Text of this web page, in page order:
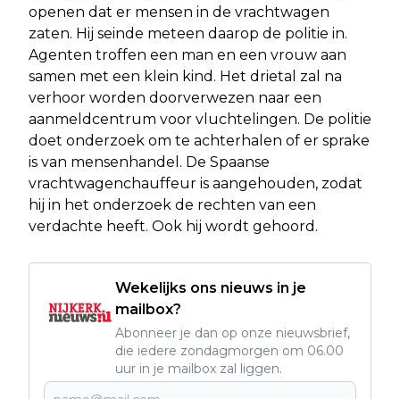
openen dat er mensen in de vrachtwagen
zaten. Hij seinde meteen daarop de politie in.
Agenten troffen een man en een vrouw aan
samen met een klein kind. Het drietal zal na
verhoor worden doorverwezen naar een
aanmeldcentrum voor vluchtelingen. De politie
doet onderzoek om te achterhalen of er sprake
is van mensenhandel. De Spaanse
vrachtwagenchauffeur is aangehouden, zodat
hij in het onderzoek de rechten van een
verdachte heeft. Ook hij wordt gehoord.
Wekelijks ons nieuws in je
mailbox?
Abonneer je dan op onze nieuwsbrief,
die iedere zondagmorgen om 06.00
uur in je mailbox zal liggen.